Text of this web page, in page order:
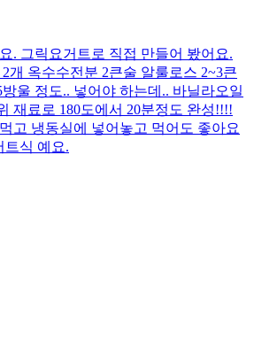
. 그릭요거트로 직접 만들어 봤어요.
개 옥수수전분 2큰술 알룰로스 2~3큰
울 정도.. 넣어야 하는데.. 바닐라오일
재료로 180도에서 20분정도 완성!!!!
고 냉동실에 넣어놓고 먹어도 좋아요
트식 예요.